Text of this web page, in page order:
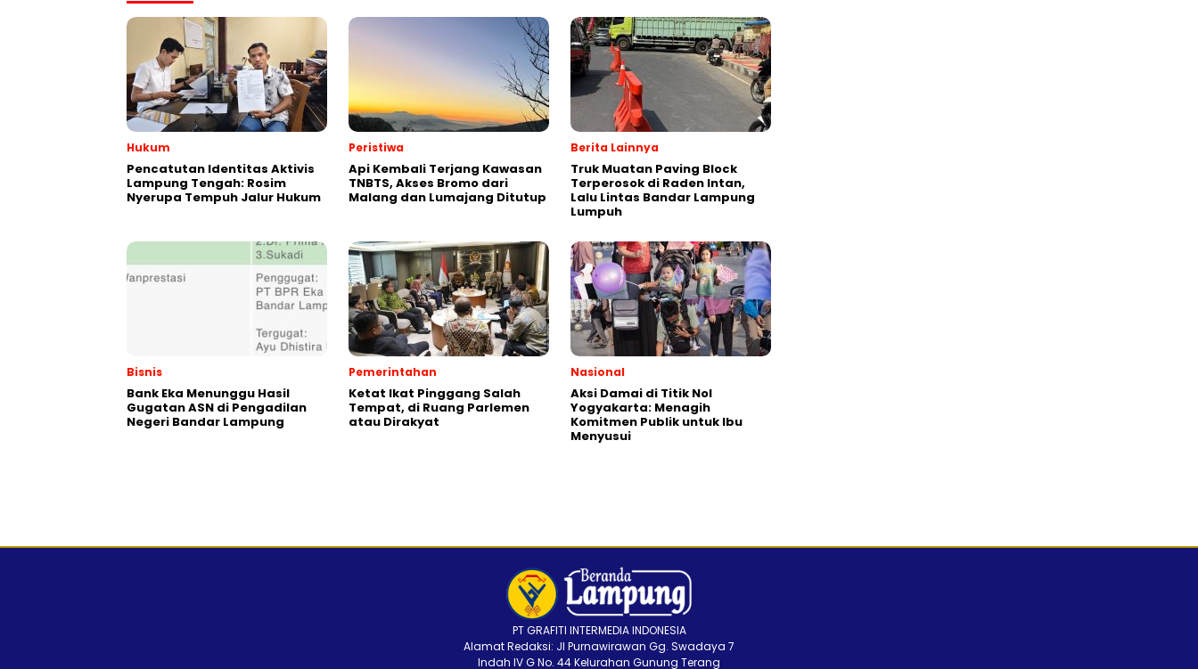
Hukum
Pencatutan Identitas Aktivis
Lampung Tengah: Rosim
Nyerupa Tempuh Jalur Hukum
Peristiwa
Api Kembali Terjang Kawasan
TNBTS, Akses Bromo dari
Malang dan Lumajang Ditutup
Berita Lainnya
Truk Muatan Paving Block
Terperosok di Raden Intan,
Lalu Lintas Bandar Lampung
Lumpuh
Bisnis
Bank Eka Menunggu Hasil
Gugatan ASN di Pengadilan
Negeri Bandar Lampung
Pemerintahan
Ketat Ikat Pinggang Salah
Tempat, di Ruang Parlemen
atau Dirakyat
Nasional
Aksi Damai di Titik Nol
Yogyakarta: Menagih
Komitmen Publik untuk Ibu
Menyusui
PT GRAFITI INTERMEDIA INDONESIA
Alamat Redaksi: Jl Purnawirawan Gg. Swadaya 7
Indah IV G No. 44 Kelurahan Gunung Terang